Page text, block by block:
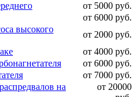
от 5000 руб.
от 6000 руб.
высокого
от 2000 руб.
от 4000 руб.
от 6000 руб.
от 7000 руб.
на
от 20000